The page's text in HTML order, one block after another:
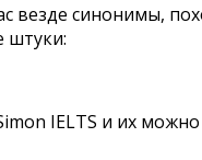
везде синонимы,
штуки:
IELTS и их